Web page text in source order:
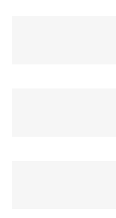
Görüş ve
Ürün